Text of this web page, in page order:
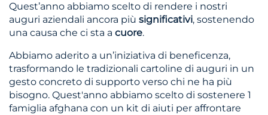
Quest’anno abbiamo scelto di rendere i nostri
auguri aziendali ancora più significativi, sostenendo
una causa che ci sta a cuore.
Abbiamo aderito a un’iniziativa di beneficenza,
trasformando le tradizionali cartoline di auguri in un
gesto concreto di supporto verso chi ne ha più
bisogno. Quest'anno abbiamo scelto di sostenere 1
famiglia afghana con un kit di aiuti per affrontare